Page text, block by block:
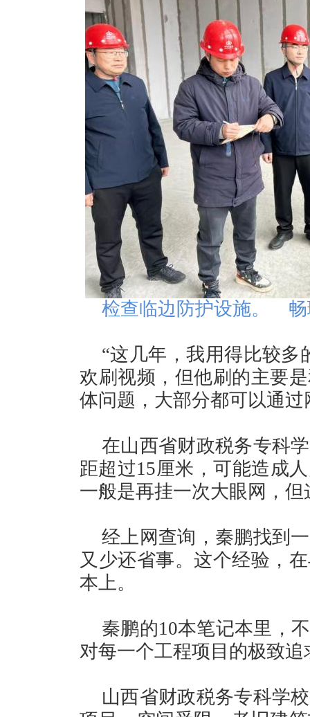
检查临边防护设施。 畅
“这几年，我用得比较多
欢刷视频，但他刷的主要
体问题，大部分都可以通
在山西省财政税务专科
距超过15厘米，可能造成
一般是再挂一次大眼网，
经上网查询，秦鹏找到
又少还省事。这个经验，
本上。
秦鹏的10本笔记本里，
对每一个工程项目的极致追
山西省财政税务专科学